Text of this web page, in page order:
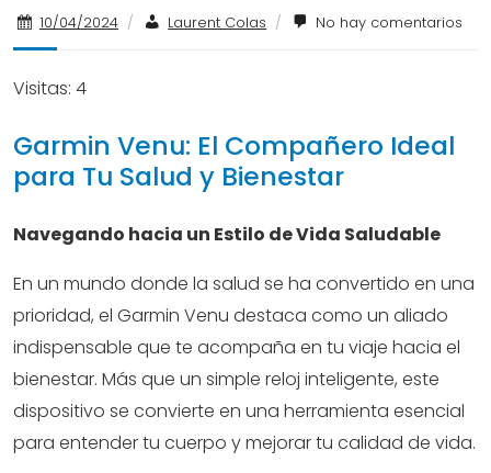
10/04/2024 / Laurent Colas / No hay comentarios
Visitas: 4
Garmin Venu: El Compañero Ideal
para Tu Salud y Bienestar
Navegando hacia un Estilo de Vida Saludable
En un mundo donde la salud se ha convertido en una
prioridad, el Garmin Venu destaca como un aliado
indispensable que te acompaña en tu viaje hacia el
bienestar. Más que un simple reloj inteligente, este
dispositivo se convierte en una herramienta esencial
para entender tu cuerpo y mejorar tu calidad de vida.